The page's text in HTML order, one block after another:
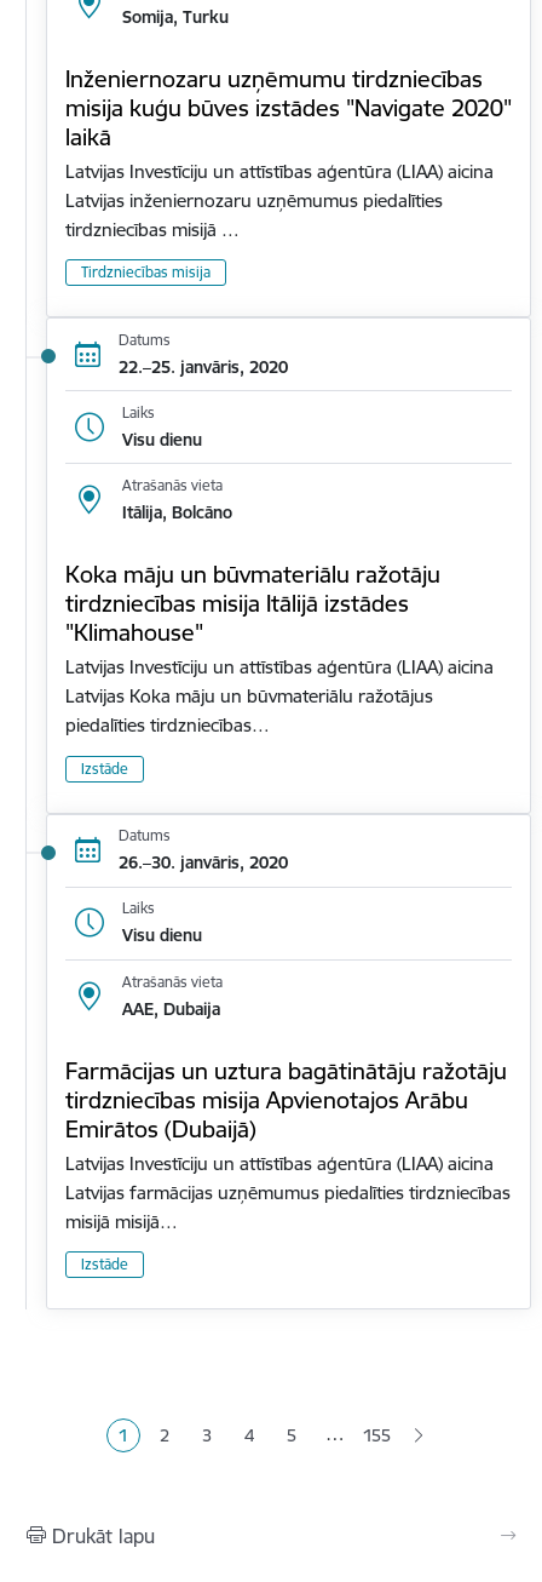
Somija, Turku
Inženiernozaru uzņēmumu tirdzniecības
misija kuģu būves izstādes "Navigate 2020"
laikā
Latvijas Investīciju un attīstības aģentūra (LIAA) aicina
Latvijas inženiernozaru uzņēmumus piedalīties
tirdzniecības misijā …
Tirdzniecības misija
Datums
22.–25. janvāris, 2020
Laiks
Visu dienu
Atrašanās vieta
Itālija, Bolcāno
Koka māju un būvmateriālu ražotāju
tirdzniecības misija Itālijā izstādes
"Klimahouse"
Latvijas Investīciju un attīstības aģentūra (LIAA) aicina
Latvijas Koka māju un būvmateriālu ražotājus
piedalīties tirdzniecības…
Izstāde
Datums
26.–30. janvāris, 2020
Laiks
Visu dienu
Atrašanās vieta
AAE, Dubaija
Farmācijas un uztura bagātinātāju ražotāju
tirdzniecības misija Apvienotajos Arābu
Emirātos (Dubaijā)
Latvijas Investīciju un attīstības aģentūra (LIAA) aicina
Latvijas farmācijas uzņēmumus piedalīties tirdzniecības
misijā misijā…
Izstāde
Pašreizējā lapa
1 Lapa
2 Lapa
3 Lapa
4 Lapa
5 … 155
Drukāt lapu